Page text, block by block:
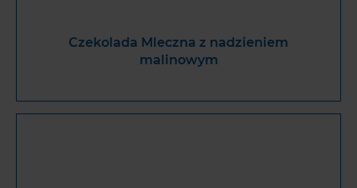
Czekolada Mleczna z nadzieniem
malinowym